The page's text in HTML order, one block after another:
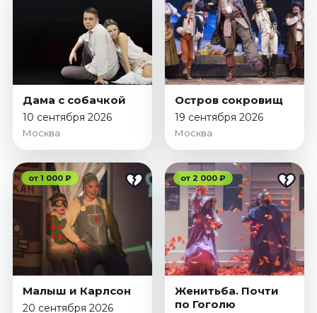
Дама с собачкой
10 сентября 2026
Москва
Остров сокровищ
19 сентября 2026
Москва
от 1 000 ₽
Малыш и Карлсон
20 сентября 2026
от 2 000 ₽
Женитьба. Почти
по Гоголю